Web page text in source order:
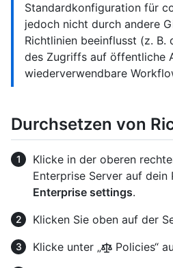
Standardkonfiguration für
jedoch nicht durch andere
Richtlinien beeinflusst (z. B.
des Zugriffs auf öffentliche
wiederverwendbare
Durchsetzen von
Klicke in der oberen
Enterprise Server auf
Enterprise settings.
Klicken Sie oben auf der
Klicke unter „
Policies“